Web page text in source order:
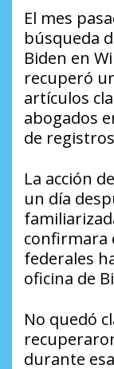
El mes
búsqueda
Biden en
recuperó
artículos
abogados
de
La acción
un día
confirmara
federales
oficina de
No quedó
durante